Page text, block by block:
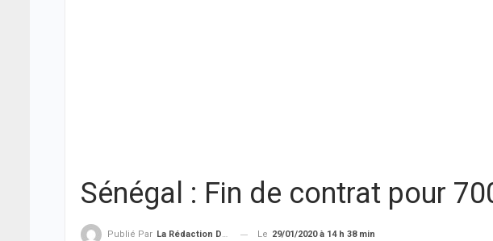
Sénégal : Fin de contrat pour
Publié Par La Rédaction De THIEYSENEGAL.com Le 29/01/2020 à 14 h 38 min